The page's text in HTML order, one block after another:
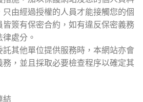
由經過授權的人員才能接觸您的個
皆簽有保密合約，如有違反保密義務
處分。
其他單位提供服務時，本網站亦會
，並且採取必要檢查程序以確定其
結